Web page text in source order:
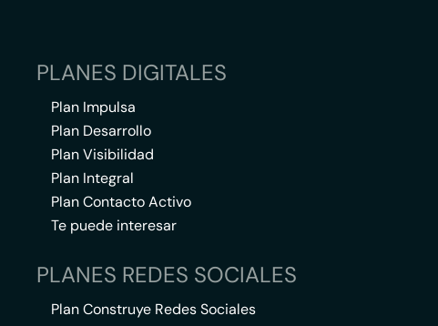
PLANES DIGITALES
Plan Impulsa
Plan Desarrollo
Plan Visibilidad
Plan Integral
Plan Contacto Activo
Te puede interesar
PLANES REDES SOCIALES
Plan Construye Redes Sociales